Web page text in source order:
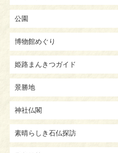
公園
博物館めぐり
姫路まんきつガイド
景勝地
神社仏閣
素晴らしき石仏探訪